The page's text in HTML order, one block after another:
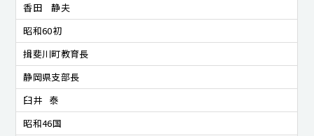
​香田 静夫
昭和60初
揖斐川町教育長
静岡県支部長
臼井 泰
昭和46国